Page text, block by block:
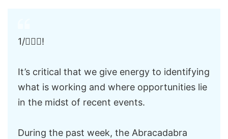
1/🧙🏼‍♂️!
It’s critical that we give energy to identifying
what is working and where opportunities lie
in the midst of recent events.
During the past week, the Abracadabra